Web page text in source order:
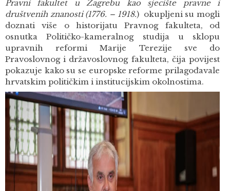
Pravni fakultet u Zagrebu kao sjecište pravne i
društvenih znanosti (1776. – 1918.) okupljeni su mogli
doznati više o historijatu Pravnog fakulteta, od
osnutka Političko-kameralnog studija u sklopu
upravnih reformi Marije Terezije sve do
Pravoslovnog i državoslovnog fakulteta, čija povijest
pokazuje kako su se europske reforme prilagođavale
hrvatskim političkim i institucijskim okolnostima.